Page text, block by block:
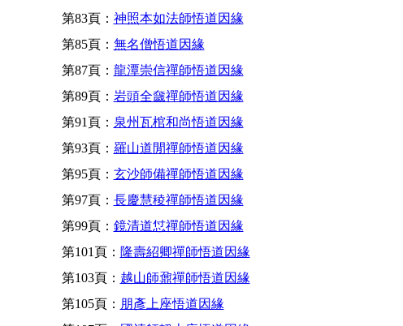
第83頁： 神照本如法師悟道因緣
第85頁： 無名僧悟道因緣
第87頁： 龍潭崇信禪師悟道因緣
第89頁： 岩頭全奯禪師悟道因緣
第91頁： 泉州瓦棺和尚悟道因緣
第93頁： 羅山道閒禪師悟道因緣
第95頁： 玄沙師備禪師悟道因緣
第97頁： 長慶慧稜禪師悟道因緣
第99頁： 鏡清道怤禪師悟道因緣
第101頁： 隆壽紹卿禪師悟道因緣
第103頁： 越山師鼐禪師悟道因緣
第105頁： 朋彥上座悟道因緣